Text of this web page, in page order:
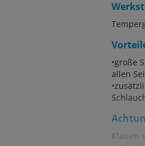
•große
allen
Klauen